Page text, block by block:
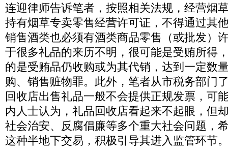
连迎律师告诉笔者，按照相关法规，经营烟
持有烟草专卖零售经营许可证，不得通过其
销售酒类也必须有酒类商品零售（或批发）
于很多礼品的来历不明，很可能是受贿所得
的是受贿品仍收购或为其代销，达到一定数
购、销售赃物罪。此外，笔者从市税务部门
回收店出售礼品一般不会提供正规发票，可
内人士认为，礼品回收店看起来不起眼，但
社会治安、反腐倡廉等多个重大社会问题，
这种半地下交易，积极引导其进入监管环节